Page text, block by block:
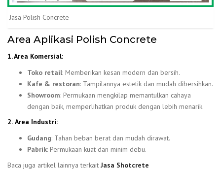
Jasa Polish Concrete
Area Aplikasi Polish Concrete
1. Area Komersial:
Toko retail: Memberikan kesan modern dan bersih.
Kafe & restoran: Tampilannya estetik dan mudah dibersihkan.
Showroom: Permukaan mengkilap memantulkan cahaya
dengan baik, memperlihatkan produk dengan lebih menarik.
2. Area Industri:
Gudang: Tahan beban berat dan mudah dirawat.
Pabrik: Permukaan kuat dan minim debu.
Baca juga artikel lainnya terkait Jasa Shotcrete